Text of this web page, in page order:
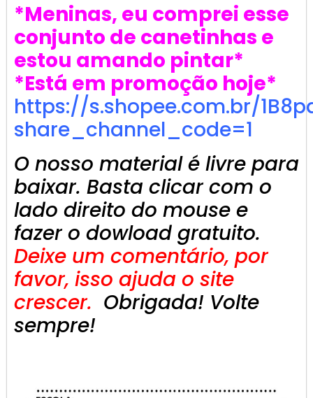
*Meninas, eu comprei esse
conjunto de canetinhas e
estou amando pintar*
*Está em promoção hoje*
https://s.shopee.com.br/
share_channel_code=1
O nosso material é livre para
baixar. Basta clicar com o
lado direito do mouse e
fazer o dowload gratuito.
Deixe um comentário, por
favor, isso ajuda o site
crescer. Obrigada! Volte
sempre!